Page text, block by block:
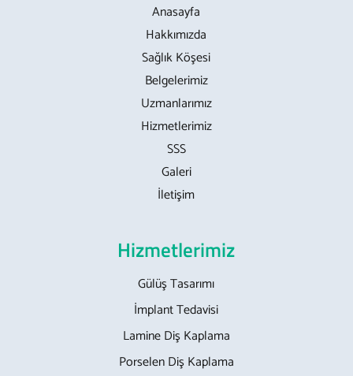
Anasayfa
Hakkımızda
Sağlık Köşesi
Belgelerimiz
Uzmanlarımız
Hizmetlerimiz
SSS
Galeri
İletişim
Hizmetlerimiz
Gülüş Tasarımı
İmplant Tedavisi
Lamine Diş Kaplama
Porselen Diş Kaplama